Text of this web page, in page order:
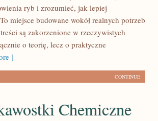
ryb i zrozumieć, jak lepiej
miejsce budowane wokół realnych potrzeb
są zakorzenione w rzeczywistych
o teorię, lecz o praktyczne
]
CONTINUE
Chemiczne